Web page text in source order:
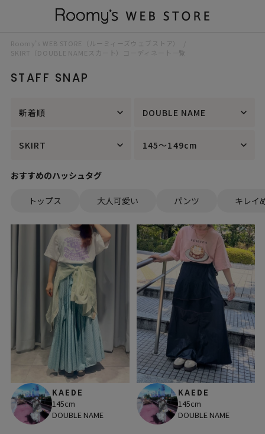
Roomy’s WEB STORE（ルーミィーズウェブストア）
SKIRT（DOUBLE NAMEスカート）コーディネート一覧
STAFF SNAP
新着順 DOUBLE NAME
SKIRT 145～149cm
おすすめのハッシュタグ
トップス 大人可愛い パンツ キレイ
KAEDE
145cm
DOUBLE NAME
KAEDE
145cm
DOUBLE NAME